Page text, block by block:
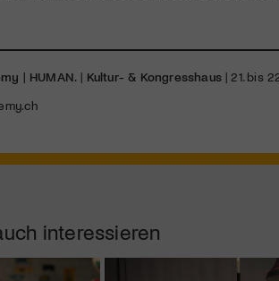
| HUMAN. | Kultur- & Kongresshaus| 21. bis
interessieren